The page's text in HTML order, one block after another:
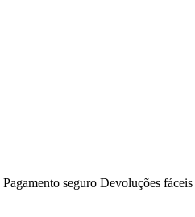
Pagamento seguro Devoluções fáceis